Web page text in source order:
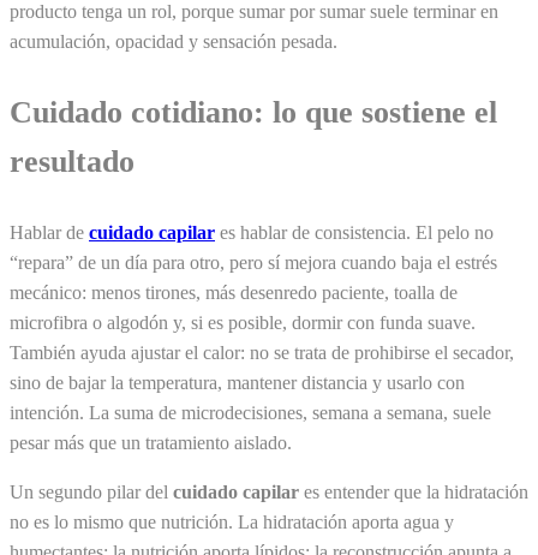
producto tenga un rol, porque sumar por sumar suele terminar en
acumulación, opacidad y sensación pesada.
Cuidado cotidiano: lo que sostiene el
resultado
Hablar de cuidado capilar es hablar de consistencia. El pelo no
“repara” de un día para otro, pero sí mejora cuando baja el estrés
mecánico: menos tirones, más desenredo paciente, toalla de
microfibra o algodón y, si es posible, dormir con funda suave.
También ayuda ajustar el calor: no se trata de prohibirse el secador,
sino de bajar la temperatura, mantener distancia y usarlo con
intención. La suma de microdecisiones, semana a semana, suele
pesar más que un tratamiento aislado.
Un segundo pilar del cuidado capilar es entender que la hidratación
no es lo mismo que nutrición. La hidratación aporta agua y